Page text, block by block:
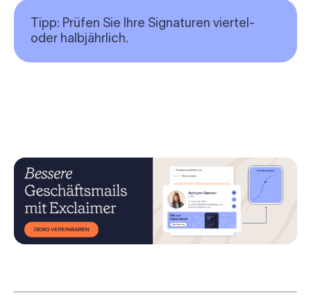
Tipp: Prüfen Sie Ihre Signaturen viertel-
oder halbjährlich.